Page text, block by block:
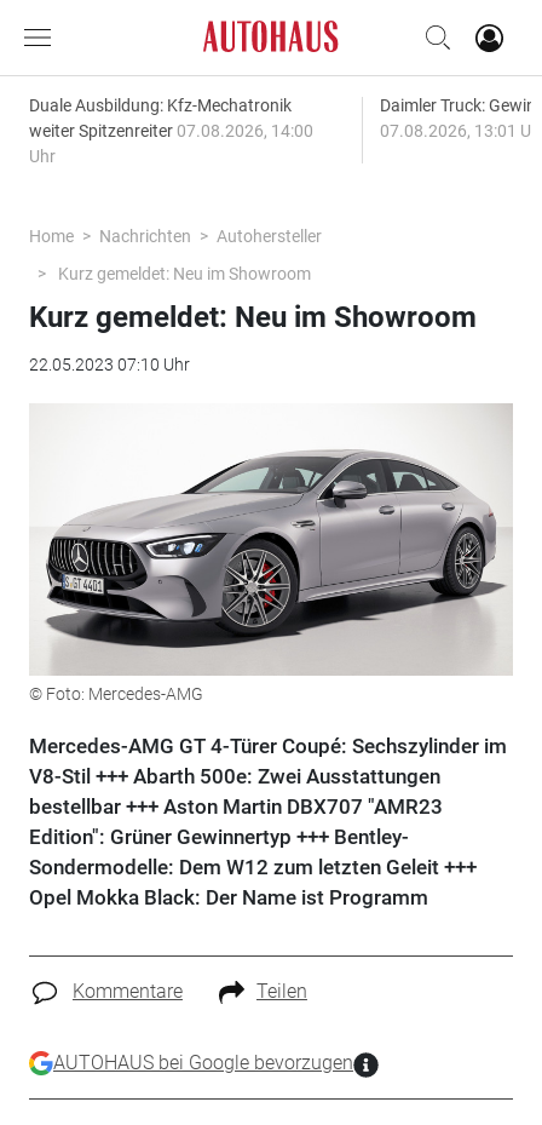
Duale Ausbildung: Kfz-Mechatronik
weiter Spitzenreiter 07.08.2026, 14:00
Uhr
Daimler Truck:
07.08.2026, 13:01
Home Nachrichten
Autohersteller
Kurz gemeldet: Neu im Showroom
Kurz gemeldet: Neu im Showroom
22.05.2023 07:10 Uhr
© Foto: Mercedes-AMG
Mercedes-AMG GT 4-Türer Coupé: Sechszylinder im
V8-Stil +++ Abarth 500e: Zwei Ausstattungen
bestellbar +++ Aston Martin DBX707 "AMR23
Edition": Grüner Gewinnertyp +++ Bentley-
Sondermodelle: Dem W12 zum letzten Geleit +++
Opel Mokka Black: Der Name ist Programm
Kommentare Teilen
AUTOHAUS bei Google bevorzugen